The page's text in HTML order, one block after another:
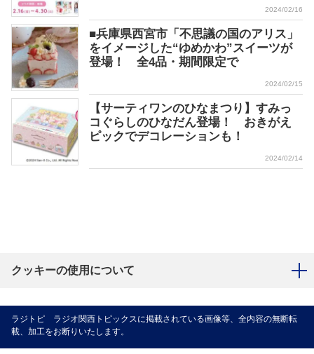
2024/02/16
■兵庫県西宮市「不思議の国のアリス」
をイメージした“ゆめかわ”スイーツが
登場！ 全4品・期間限定で
2024/02/15
【サーティワンのひなまつり】すみっ
コぐらしのひなだん登場！ おきがえ
ピックでデコレーションも！
2024/02/14
クッキーの使用について
ラジトピ ラジオ関西トピックスに掲載されている画像等、全内容の無断転
載、加工をお断りいたします。